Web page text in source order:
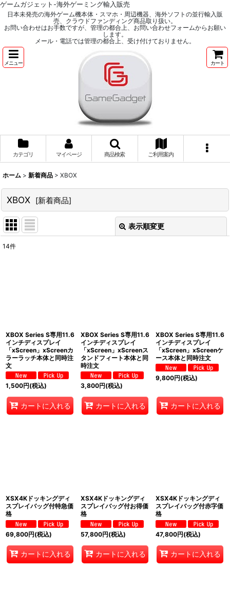
ゲームガジェット-海外ゲーミング輸入販売
日本未発売の海外ゲーム機本体・スマホ・周辺機器、海外ソフトの並行輸入販
売、クラウドファンディング商品取り扱い。
お問い合わせはお手数ですが、管理の都合上、お問い合わせフォームからお願い
します。
メール・電話では管理の都合上、受け付けておりません。
メニュー カート
カテゴリ マイページ 商品検索 ご利用案内
ホーム > 新着商品 > XBOX
XBOX [新着商品]
表示順変更
14件
XBOX Series S専用11.6
インチディスプレイ
「xScreen」xScreenカ
ラーラッチ本体と同時注
文
1,500円(税込)
カートに入れる
XBOX Series S専用11.6
インチディスプレイ
「xScreen」xScreenス
タンドフィート本体と同
時注文
3,800円(税込)
カートに入れる
XBOX Series S専用11.6
インチディスプレイ
「xScreen」xScreenケ
ース本体と同時注文
9,800円(税込)
カートに入れる
XSX4Kドッキングディ
スプレイバッグ付特急価
格
69,800円(税込)
カートに入れる
XSX4Kドッキングディ
スプレイバッグ付お得価
格
57,800円(税込)
カートに入れる
XSX4Kドッキングディ
スプレイバッグ付赤字価
格
47,800円(税込)
カートに入れる